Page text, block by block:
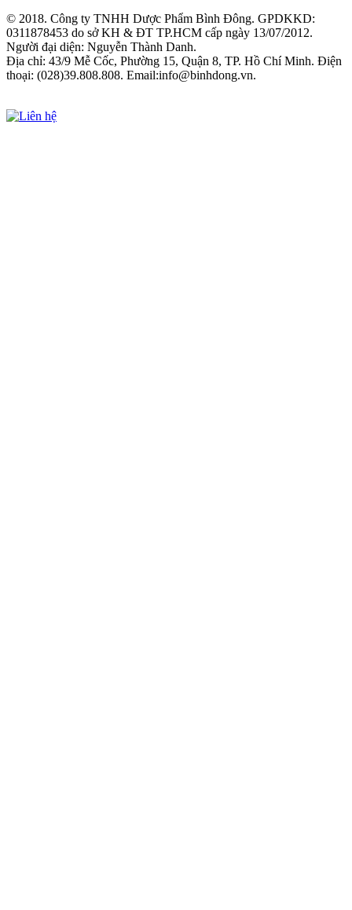
© 2018. Công ty TNHH Dược Phẩm Bình Đông. GPDKKD:
0311878453 do sở KH & ĐT TP.HCM cấp ngày 13/07/2012.
Người đại diện: Nguyễn Thành Danh.
Địa chỉ: 43/9 Mễ Cốc, Phường 15, Quận 8, TP. Hồ Chí Minh. Điện
thoại: (028)39.808.808. Email:info@binhdong.vn.